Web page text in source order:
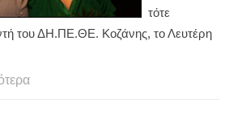
τότε
του ΔΗ.ΠΕ.ΘΕ. Κοζάνης, το Λευτέρη